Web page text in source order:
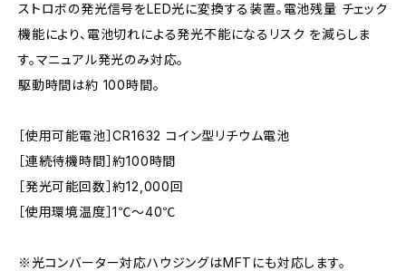
ストロボの発光信号をLED光に変換する装置。電池残量 チェック
機能により、電池切れによる発光不能になるリスク を減らしま
す。マニュアル発光のみ対応。
駆動時間は約 100時間。
［使用可能電池］CR1632 コイン型リチウム電池
［連続待機時間］約100時間
［発光可能回数］約12,000回
［使用環境温度］1℃〜40℃
※光コンバーター対応ハウジングはMFTにも対応します。